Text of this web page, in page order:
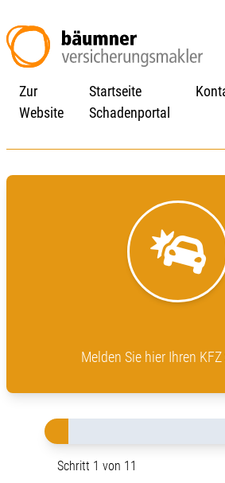
Zur
Website
Startseite
Schadenportal
Melden Sie hier Ihren
Schritt 1 von 11